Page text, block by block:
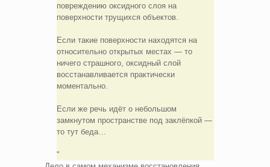
повреждению оксидного слоя на
поверхности трущихся объектов.
Если такие поверхности находятся на
относительно открытых местах — то
ничего страшного, оксидный слой
восстанавливается практически
моментально.
Если же речь идёт о небольшом
замкнутом пространстве под заклёпкой —
то тут беда…